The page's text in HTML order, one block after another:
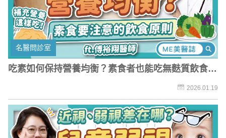
名醫問診室
吃素如何保持營養均衡？素食者也能吃無麩質飲食？
2026.01.19